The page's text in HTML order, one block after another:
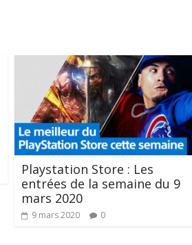
Playstation Store : Les
entrées de la semaine du 9
mars 2020
9 mars 2020 0